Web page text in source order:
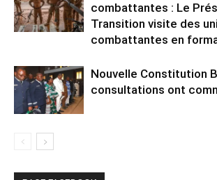
combattantes : Le
Transition visite des
combattantes en
Nouvelle Constitution
consultations ont